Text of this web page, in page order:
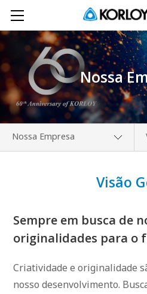
Nossa
Nossa Empresa
Download
Publicações
Visão
Sempre em busca de
originalidades para o
Criatividade e originalidade
nosso desenvolvimento.